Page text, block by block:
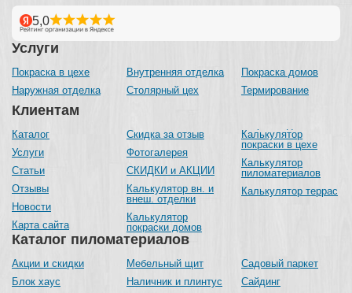
Каталог пиломатериалов
Акции и скидки
Блок хаус
Мебельный щит
Наличник и плинтус
Садовый паркет
Сайдинг
Услуги
Покраска в цехе
Наружная отделка
Внутренняя отделка
Столярный цех
Покраска домов
Термирование
Клиентам
Каталог
Услуги
Статьи
Отзывы
Новости
Карта сайта
Скидка за отзыв
Фотогалерея
СКИДКИ и АКЦИИ
Калькулятор вн. и
внеш. отделки
Калькулятор
покраски домов
Калькулятор
покраски в цехе
Калькулятор
пиломатериалов
Калькулятор террас